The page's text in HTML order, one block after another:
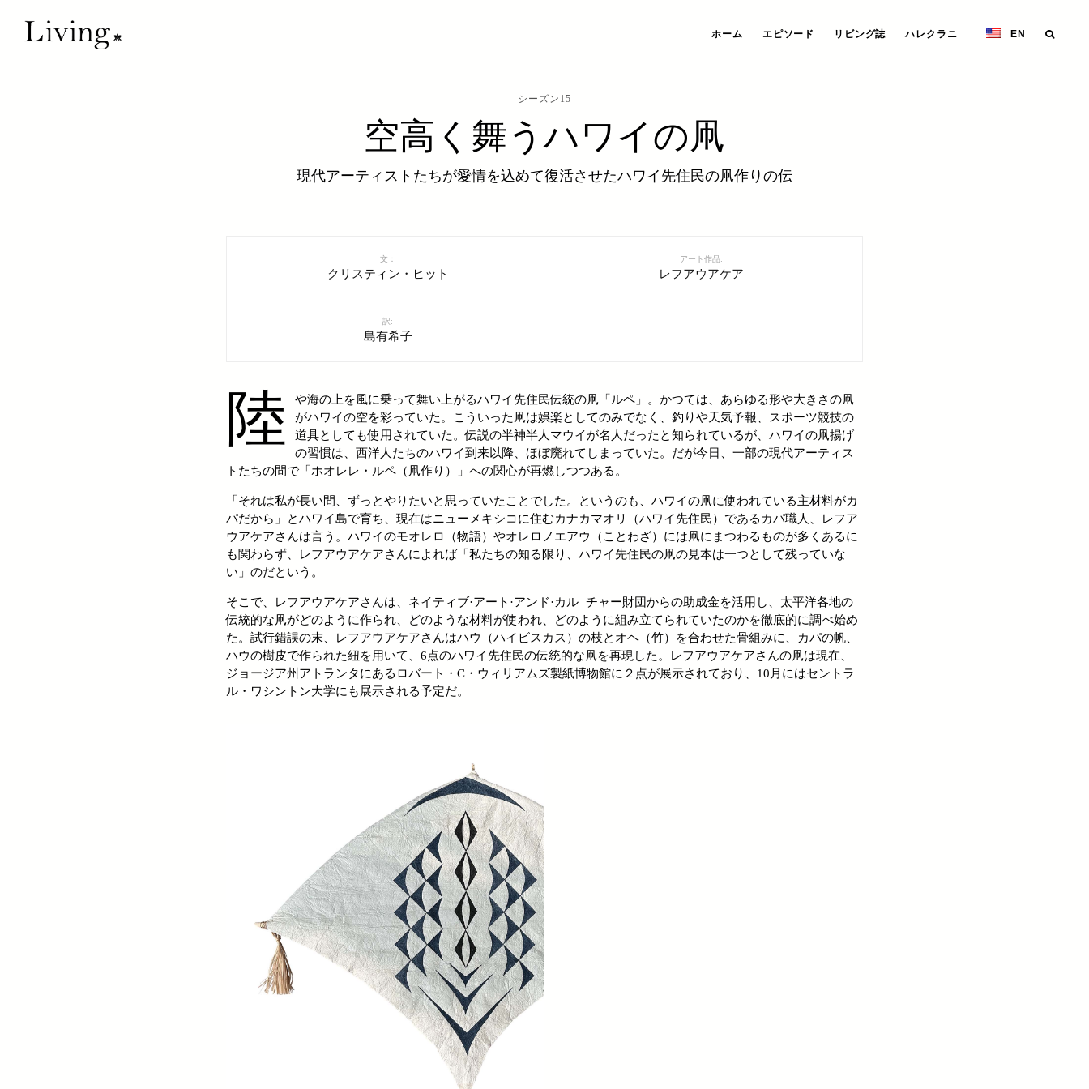
ホーム エピソード リビング誌 ハレクラニ EN
シーズン15
空高く舞うハワイの凧
現代アーティストたちが愛情を込めて復活させたハワイ先住民の凧作りの伝
文：
クリスティン・ヒット
アート作品:
レフアウアケア
訳:
島有希子
陸
や海の上を風に乗って舞い上がるハワイ先住民伝統の凧「ルペ」。かつては、あらゆる形や大きさの凧
がハワイの空を彩っていた。こういった凧は娯楽としてのみでなく、釣りや天気予報、スポーツ競技の
道具としても使用されていた。伝説の半神半人マウイが名人だったと知られているが、ハワイの凧揚げ
の習慣は、西洋人たちのハワイ到来以降、ほぼ廃れてしまっていた。だが今日、一部の現代アーティス
トたちの間で「ホオレレ・ルペ（凧作り）」への関心が再燃しつつある。
「それは私が長い間、ずっとやりたいと思っていたことでした。というのも、ハワイの凧に使われている主材料がカ
パだから」とハワイ島で育ち、現在はニューメキシコに住むカナカマオリ（ハワイ先住民）であるカパ職人、レフア
ウアケアさんは言う。ハワイのモオレロ（物語）やオレロノエアウ（ことわざ）には凧にまつわるものが多くあるに
も関わらず、レフアウアケアさんによれば「私たちの知る限り、ハワイ先住民の凧の見本は一つとして残っていな
い」のだという。
そこで、レフアウアケアさんは、ネイティブ·アート·アンド·カル チャー財団からの助成金を活用し、太平洋各地の
伝統的な凧がどのように作られ、どのような材料が使われ、どのように組み立てられていたのかを徹底的に調べ始め
た。試行錯誤の末、レフアウアケアさんはハウ（ハイビスカス）の枝とオヘ（竹）を合わせた骨組みに、カパの帆、
ハウの樹皮で作られた紐を用いて、6点のハワイ先住民の伝統的な凧を再現した。レフアウアケアさんの凧は現在、
ジョージア州アトランタにあるロバート・C・ウィリアムズ製紙博物館に２点が展示されており、10月にはセントラ
ル・ワシントン大学にも展示される予定だ。